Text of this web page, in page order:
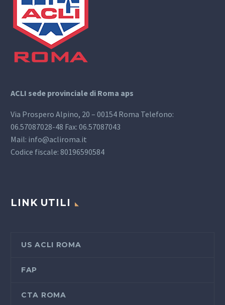
ACLI sede provinciale di Roma aps
Via Prospero Alpino, 20 – 00154 Roma Telefono:
06.57087028-48 Fax: 06.57087043
Mail: info@acliroma.it
Codice fiscale: 80196590584
LINK UTILI
US ACLI ROMA
FAP
CTA ROMA